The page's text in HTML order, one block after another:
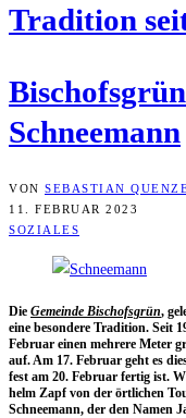
Tra­di­ti­on
Schneemann
VON SEBASTIAN
11. FEBRUAR 2023
SOZIALES
Die Gemein­de Bischofs­grün,
eine beson­de­re Tra­di­ti­on. Seit
Febru­ar einen meh­re­re Meter
auf. Am 17. Febru­ar geht es
fest am 20. Febru­ar fer­tig ist.
helm Zapf von der ört­li­chen
Schnee­mann, der den Namen